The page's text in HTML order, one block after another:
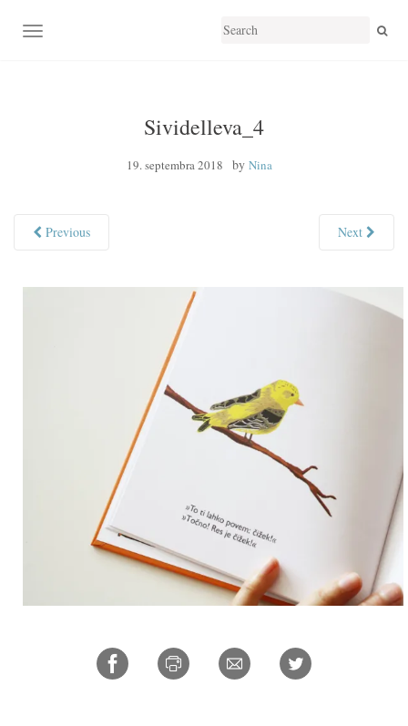
TOGGLE NAVIGATION
Sividelleva_4
19. septembra 2018 by Nina
Previous Next